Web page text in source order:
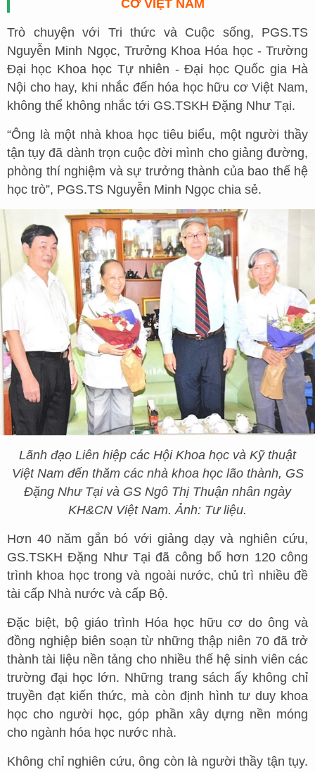
CƠ VIỆT NAM
Trò chuyện với Tri thức và Cuộc sống, PGS.TS
Nguyễn Minh Ngọc, Trưởng Khoa Hóa học - Trường
Đại học Khoa học Tự nhiên - Đại học Quốc gia Hà
Nội cho hay, khi nhắc đến hóa học hữu cơ Việt Nam,
không thể không nhắc tới GS.TSKH Đặng Như Tại.
“Ông là một nhà khoa học tiêu biểu, một người thầy
tận tụy đã dành trọn cuộc đời mình cho giảng đường,
phòng thí nghiệm và sự trưởng thành của bao thế hệ
học trò”, PGS.TS Nguyễn Minh Ngọc chia sẻ.
Lãnh đạo Liên hiệp các Hội Khoa học và Kỹ thuật
Việt Nam đến thăm các nhà khoa học lão thành, GS
Đặng Như Tại và GS Ngô Thị Thuận nhân ngày
KH&CN Việt Nam. Ảnh: Tư liệu.
Hơn 40 năm gắn bó với giảng dạy và nghiên cứu,
GS.TSKH Đặng Như Tại đã công bố hơn 120 công
trình khoa học trong và ngoài nước, chủ trì nhiều đề
tài cấp Nhà nước và cấp Bộ.
Đặc biệt, bộ giáo trình Hóa học hữu cơ do ông và
đồng nghiệp biên soạn từ những thập niên 70 đã trở
thành tài liệu nền tảng cho nhiều thế hệ sinh viên các
trường đại học lớn. Những trang sách ấy không chỉ
truyền đạt kiến thức, mà còn định hình tư duy khoa
học cho người học, góp phần xây dựng nền móng
cho ngành hóa học nước nhà.
Không chỉ nghiên cứu, ông còn là người thầy tận tụy.